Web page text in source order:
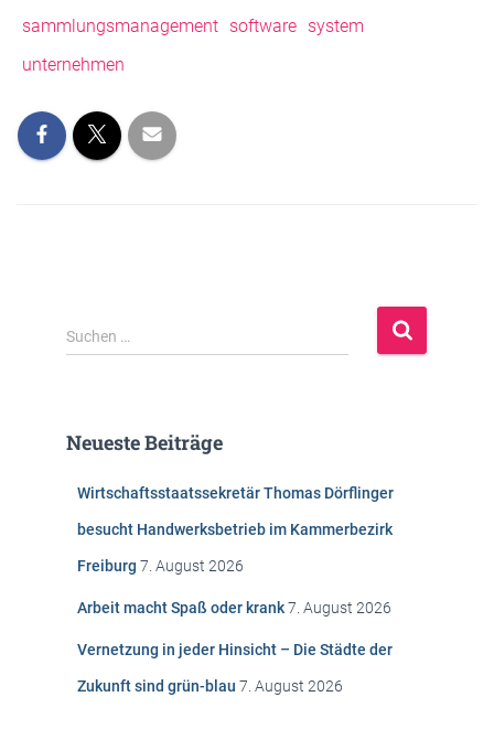
sammlungsmanagement software system
unternehmen
S
u
n
Suchen …
Neueste Beiträge
Wirtschaftsstaatssekretär Thomas Dörflinger
besucht Handwerksbetrieb im Kammerbezirk
Freiburg 7. August 2026
Arbeit macht Spaß oder krank7. August 2026
Vernetzung in jeder Hinsicht – Die Städte der
Zukunft sind grün-blau 7. August 2026